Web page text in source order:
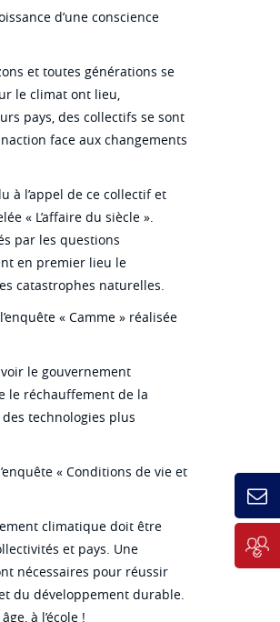
d’une conscience
et toutes générations se
le climat ont lieu,
pays, des collectifs se sont
face aux changements
à l’appel de ce collectif et
« L’affaire du siècle ».
par les questions
en premier lieu le
catastrophes naturelles.
« Camme » réalisée
le gouvernement
le réchauffement de la
technologies plus
« Conditions de vie et
climatique doit être
et pays. Une
nécessaires pour réussir
du développement durable.
à l’école !